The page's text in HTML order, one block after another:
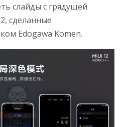
слайды с грядущей
сделанные
Edogawa Komen.